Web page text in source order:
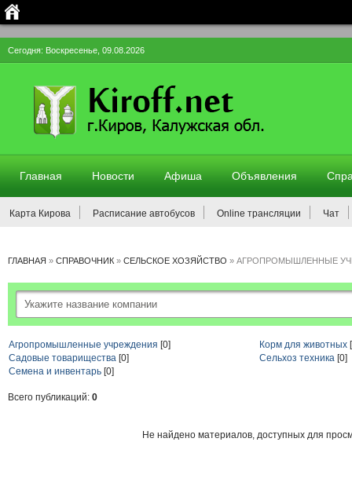
Сегодня: Воскресенье, 09.08.2026
Главная Новости Афиша Объявления
Карта Кирова Расписание автобусов Online трансляции Чат
ГЛАВНАЯ » СПРАВОЧНИК » СЕЛЬСКОЕ ХОЗЯЙСТВО » АГРОПРОМЫШЛЕННЫЕ
Агропромышленные учреждения [0] Корм для животных
Садовые товарищества [0] Сельхоз техника [0]
Семена и инвентарь [0]
Всего публикаций: 0
Не найдено материалов, доступных для